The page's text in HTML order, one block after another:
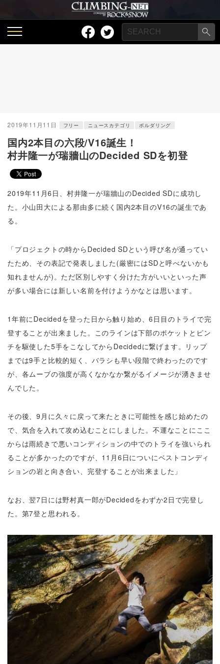
2019年11月11日 フリー ニュースカテゴリ ボルダリング
国内2本目の六段/V16誕生！
村井隆一が瑞牆山のDecided SDを初登
2019年11月6日、村井隆一が瑞牆山のDecided SDに成功し
た。小山田大による那由多に続く国内2本目のV16の誕生であ
る。
「プロジェクトの時からDecided SDという呼び名が通ってい
たため、その表記で発表しました(厳密にはSDと呼べないかも
知れませんが)。ただ区別しやすく分けた方がいいといった声
が多い場合には新しい名前を付けようかなとは思います。
1年前にDecidedを登った日から触り始め、6日目のトライで完
登することが出来ました。このラインは下部のポケットとピン
チを駆使した5手をこなしてからDecidedに繋げます。リップ
までは9手と比較的短く、バラシも早い段階で終わったのです
が、各ムーブの強度が高くなかなか繋がるイメージが湧きませ
んでした。
その後、9月に久々に戻って来たときに可能性を感じ始めたの
で、気合を入れて攻め込むことにしました。不運なことにここ
からは雨続きで悪いコンディションの中でのトライを強いられ
ることが多かったのですが、11月6日についにベストコンディ
ションの岩と向き合い、完登することが出来ました」
なお、翌7日には野村真一郎がDecidedをわずか2日で完登し
た。第7登と思われる。